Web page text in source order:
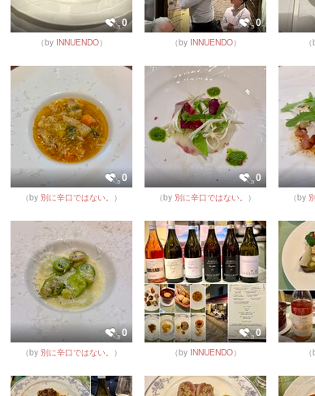
0
（by INNUENDO）
0
（by INNUENDO）
0
（by 別に辛口ではない。 ）
0
（by 別に辛口ではない。 ） （by
0
（by 別に辛口ではない。 ）
0
（by INNUENDO）